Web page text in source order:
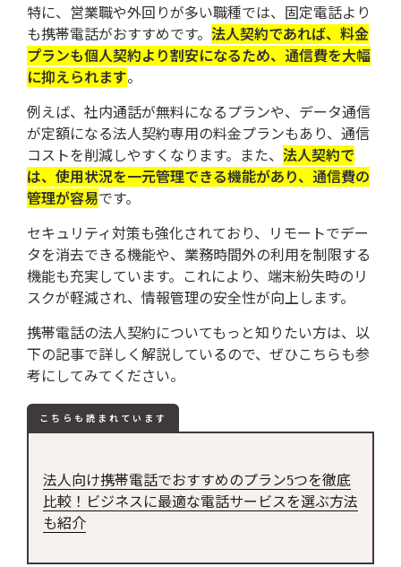
特に、営業職や外回りが多い職種では、固定電話より
も携帯電話がおすすめです。 法人契約であれば、料金
プランも個人契約より割安になるため、通信費を大幅
に抑えられます。
例えば、社内通話が無料になるプランや、データ通信
が定額になる法人契約専用の料金プランもあり、通信
コストを削減しやすくなります。また、 法人契約で
は、使用状況を一元管理できる機能があり、通信費の
管理が容易です。
セキュリティ対策も強化されており、リモートでデー
タを消去できる機能や、業務時間外の利用を制限する
機能も充実しています。これにより、端末紛失時のリ
スクが軽減され、情報管理の安全性が向上します。
携帯電話の法人契約についてもっと知りたい方は、以
下の記事で詳しく解説しているので、ぜひこちらも参
考にしてみてください。
こちらも読まれています
法人向け携帯電話でおすすめのプラン5つを徹底
比較！ビジネスに最適な電話サービスを選ぶ方法
も紹介